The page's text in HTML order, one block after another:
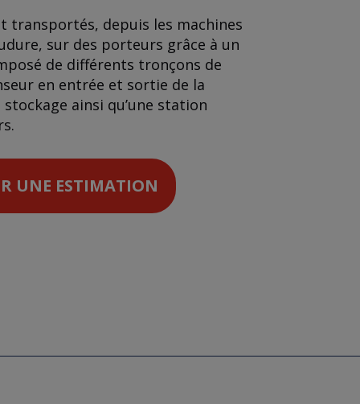
transportés, depuis les machines
sur des porteurs grâce à un
de différents tronçons de
en entrée et sortie de la
ainsi qu’une station
UNE ESTIMATION